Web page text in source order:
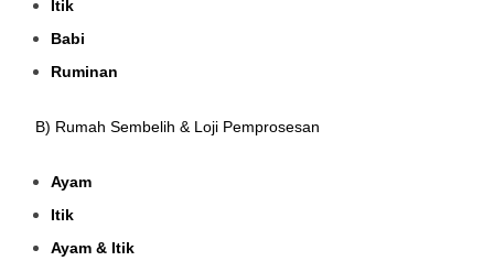
Itik
Babi
Ruminan
B) Rumah Sembelih & Loji Pemprosesan
Ayam
Itik
Ayam & Itik